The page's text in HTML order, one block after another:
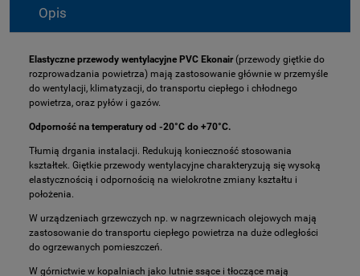
Opis
Elastyczne przewody wentylacyjne PVC Ekonair(przewody giętkie do
rozprowadzania powietrza) mają zastosowanie głównie w przemyśle
do wentylacji, klimatyzacji, do transportu ciepłego i chłodnego
powietrza, oraz pyłów i gazów.
Odporność na temperatury od -20°C do +70°C.
Tłumią drgania instalacji. Redukują konieczność stosowania
kształtek. Giętkie przewody wentylacyjne charakteryzują się wysoką
elastycznością i odpornością na wielokrotne zmiany kształtu i
położenia.
W urządzeniach grzewczych np. w nagrzewnicach olejowych mają
zastosowanie do transportu ciepłego powietrza na duże odległości
do ogrzewanych pomieszczeń.
W górnictwie w kopalniach jako lutnie ssące i tłoczące mają